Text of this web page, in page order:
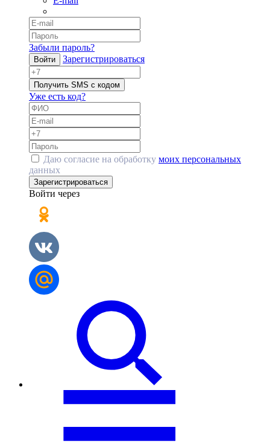
Забыли пароль?
Войти Зарегистрироваться
Получить SMS с кодом
Уже есть код?
Даю согласие на обработку моих персональных
данных
Зарегистрироваться
Войти через